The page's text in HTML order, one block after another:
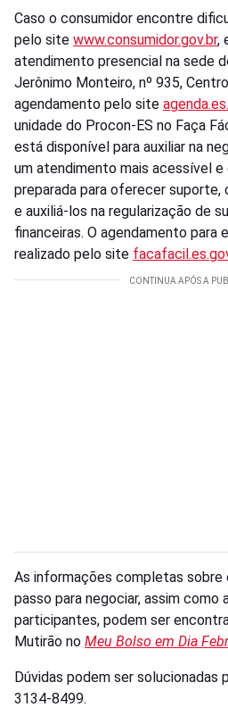
Caso o consumidor encontre
pelo site www.consumidor.gov.br,
atendimento presencial na sede
Jerônimo Monteiro, nº 935,
agendamento pelo site
unidade do Procon-ES no Faça
está disponível para auxiliar na
um atendimento mais acessível
preparada para oferecer suporte,
e auxiliá-los na regularização de
financeiras. O agendamento para
realizado pelo site
As informações completas sobre
passo para negociar, assim como
participantes, podem ser
Mutirão no Meu Bolso em Dia
Dúvidas podem ser solucionadas
3134-8499.